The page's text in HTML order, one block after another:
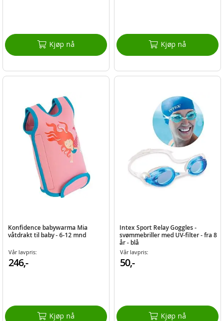
Kjøp nå Kjøp nå
Konfidence babywarma Mia
våtdrakt til baby - 6-12 mnd
Vår lavpris:
246,-
Kjøp nå
Intex Sport Relay Goggles -
svømmebriller med UV-filter - fra 8
år - blå
Vår lavpris:
50,-
Kjøp nå